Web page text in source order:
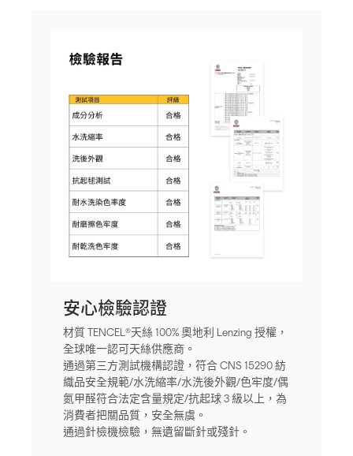
安心檢驗認證
材質 TENCEL®天絲 100% 奧地利 Lenzing 授權，
全球唯一認可天絲供應商。
通過第三方測試機構認證，符合 CNS 15290 紡
織品安全規範/水洗縮率/水洗後外觀/色牢度/偶
氮甲醛符合法定含量規定/抗起球 3 級以上，為
消費者把關品質，安全無虞。
通過針檢機檢驗，無遺留斷針或殘針。